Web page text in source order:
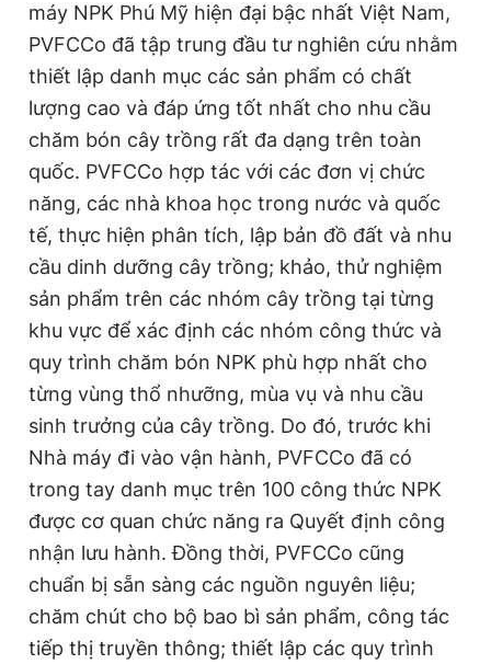
Đọc Thanh Niên trên điện thoại
Theo dõi báo trên
Hotline
0906 645 777
Liên hệ quảng cáo
0908 780 404
Đặt báo Quảng cáo RSS Tòa soạn Chính sách bảo
Tổng biên tập: Nguyễn Ngọc Toàn
Phó tổng biên tập thường trực: Hải Thành
Phó tổng biên tập: Lâm Hiếu Dũng
Phó tổng biên tập: Trần Việt Hưng
Giấy phép xuất bản số 110/GP - BTTTT cấp ngày 24.3.2020
© 2003-2026 Bản quyền thuộc về Báo Thanh Niên. Cấm sao
chép dưới mọi hình thức nếu không có sự chấp thuận bằng văn
bản. Phát triển bởi ePi Technologies, JSC.
máy NPK Phú Mỹ hiện đại bậc nhất Việt Nam,
PVFCCo đã tập trung đầu tư nghiên cứu nhằm
thiết lập danh mục các sản phẩm có chất
lượng cao và đáp ứng tốt nhất cho nhu cầu
chăm bón cây trồng rất đa dạng trên toàn
quốc. PVFCCo hợp tác với các đơn vị chức
năng, các nhà khoa học trong nước và quốc
tế, thực hiện phân tích, lập bản đồ đất và nhu
cầu dinh dưỡng cây trồng; khảo, thử nghiệm
sản phẩm trên các nhóm cây trồng tại từng
khu vực để xác định các nhóm công thức và
quy trình chăm bón NPK phù hợp nhất cho
từng vùng thổ nhưỡng, mùa vụ và nhu cầu
sinh trưởng của cây trồng. Do đó, trước khi
Nhà máy đi vào vận hành, PVFCCo đã có
trong tay danh mục trên 100 công thức NPK
được cơ quan chức năng ra Quyết định công
nhận lưu hành. Đồng thời, PVFCCo cũng
chuẩn bị sẵn sàng các nguồn nguyên liệu;
chăm chút cho bộ bao bì sản phẩm, công tác
tiếp thị truyền thông; thiết lập các quy trình